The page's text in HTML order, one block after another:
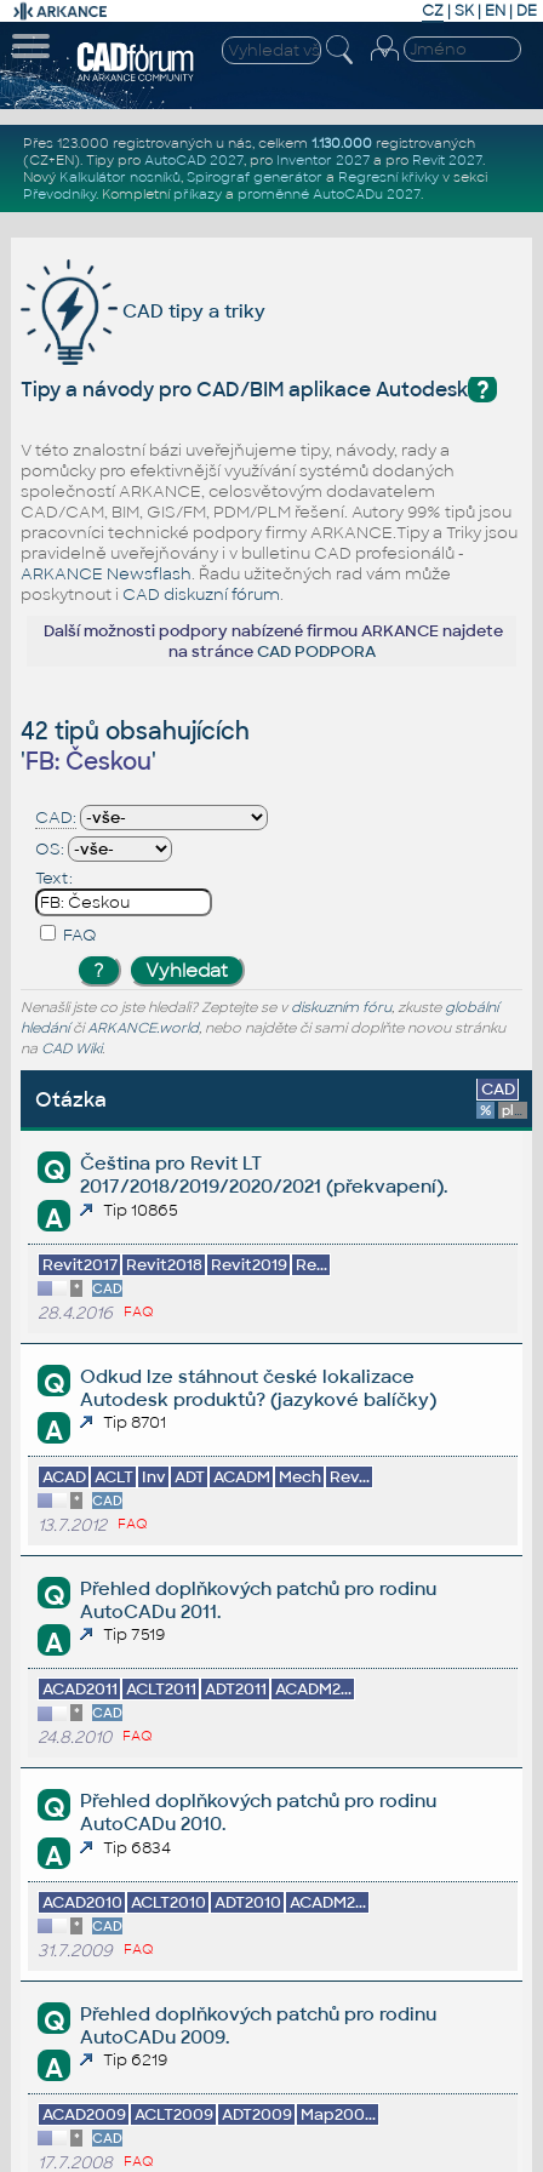
CZ | SK| EN | DE
Přes 123.000 registrovaných u nás, celkem 1.130.000registrovaných
(CZ+EN). Tipy pro AutoCAD 2027, pro Inventor 2027a pro Revit 2027.
Nový Kalkulátor nosníků, Spirograf generátor a Regresní křivkyv sekci
Převodníky. Kompletní příkazya proměnné AutoCADu 2027.
CAD tipy a triky
?
Tipy a návody pro CAD/BIM aplikace Autodesk
V této znalostní bázi uveřejňujeme tipy, návody, rady a
pomůcky pro efektivnější využívání systémů dodaných
společností ARKANCE, celosvětovým dodavatelem
CAD/CAM, BIM, GIS/FM, PDM/PLM řešení. Autory 99% tipů jsou
pracovníci technické podpory firmy ARKANCE.Tipy a Triky jsou
pravidelně uveřejňovány i v bulletinu CAD profesionálů -
ARKANCE Newsflash. Řadu užitečných rad vám může
poskytnout i CAD diskuzní fórum.
Další možnosti podpory nabízené firmou ARKANCE najdete
na stránceCAD PODPORA
42 tipů obsahujících
'FB: Českou'
CAD:
OS:
Text:
FAQ
Nenašli jste co jste hledali? Zeptejte se v diskuzním fóru, zkuste globální
hledáníčiARKANCE.world, nebo najděte či sami doplňte novou stránku
na CAD Wiki.
Otázka CAD
% platforma
Q
Čeština pro Revit LT
2017/2018/2019/2020/2021 (překvapení).
A Tip 10865
Revit2017 Revit2018 Revit2019 Re...
* CAD
28.4.2016 FAQ
Q
Odkud lze stáhnout české lokalizace
Autodesk produktů? (jazykové balíčky)
A Tip 8701
ACAD ACLT Inv ADT ACADM Mech Rev...
* CAD
13.7.2012 FAQ
Q
Přehled doplňkových patchů pro rodinu
AutoCADu 2011.
A Tip 7519
ACAD2011 ACLT2011 ADT2011 ACADM2...
* CAD
24.8.2010 FAQ
Q
Přehled doplňkových patchů pro rodinu
AutoCADu 2010.
A Tip 6834
ACAD2010 ACLT2010 ADT2010 ACADM2...
* CAD
31.7.2009 FAQ
Q
Přehled doplňkových patchů pro rodinu
AutoCADu 2009.
A Tip 6219
ACAD2009 ACLT2009 ADT2009 Map200...
* CAD
17.7.2008 FAQ